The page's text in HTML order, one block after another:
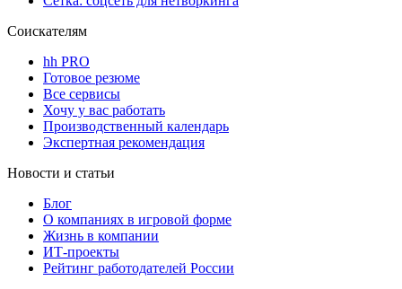
Соискателям
hh PRO
Готовое резюме
Все сервисы
Хочу у вас работать
Производственный календарь
Экспертная рекомендация
Новости и статьи
Блог
О компаниях в игровой форме
Жизнь в компании
ИТ-проекты
Рейтинг работодателей России